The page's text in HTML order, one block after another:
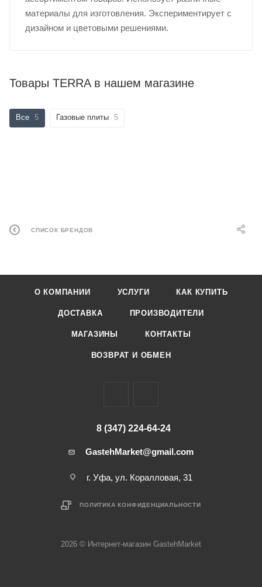
материалы для изготовления. Экспериментирует с
дизайном и цветовыми решениями.
Товары TERRA в нашем магазине
Все 5 Газовые плиты 5
СПИСОК БРЕНДОВ
О КОМПАНИИ УСЛУГИ КАК КУПИТЬ
ДОСТАВКА ПРОИЗВОДИТЕЛИ
МАГАЗИНЫ КОНТАКТЫ
ВОЗВРАТ И ОБМЕН
8 (347) 224-64-24
GastehMarket@gmail.com
г. Уфа, ул. Коралловая, 31
ПОЛИТИКА КОНФИДЕНЦИАЛЬНОСТИ
2026 © Интернет-магазин GastehMarket